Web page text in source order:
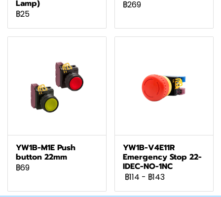
Lamp)
฿25
฿269
YW1B-M1E Push
button 22mm
฿69
YW1B-V4E11R
Emergency Stop 22-
IDEC-NO-1NC
฿114 - ฿143